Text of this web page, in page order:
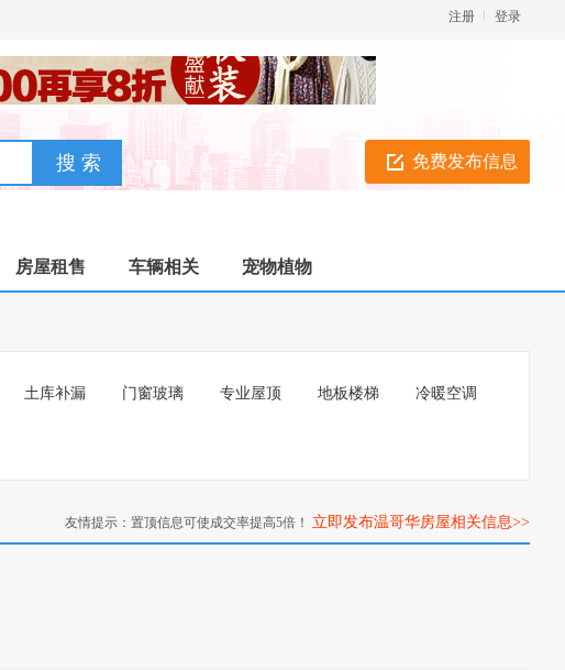
登录
注册
免费发布信息
房屋租售 车辆相关 宠物植物
土库补漏 门窗玻璃 专业屋顶 地板楼梯 冷暖空调
友情提示：置顶信息可使成交率提高5倍！ 立即发布温哥华房屋相关信息>>